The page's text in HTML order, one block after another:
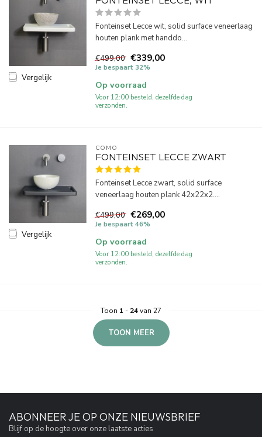
Vergelijk
Fonteinset Lecce wit, solid surface veneerlaag
houten plank met handdo...
€499,00 €339,00
Je bespaart 32%
Op voorraad
Voor 12:00 besteld, dezelfde dag
verzonden.
Vergelijk
COMO
FONTEINSET LECCE ZWART
Fonteinset Lecce zwart, solid surface
veneerlaag houten plank 42x22x2....
€499,00 €269,00
Je bespaart 46%
Op voorraad
Voor 12:00 besteld, dezelfde dag
verzonden.
Toon 1 - 24van 27
TOON MEER
ABONNEER JE OP ONZE NIEUWSBRIEF
Blijf op de hoogte over onze laatste acties